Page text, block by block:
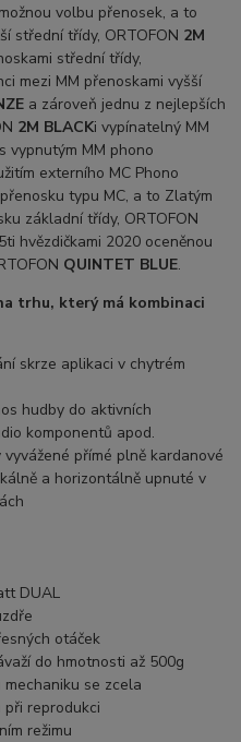
volbu přenosek, a to
střední třídy, ORTOFON 2M
střední třídy,
mezi MM přenoskami vyšší
a zároveň jednu z nejlepších
2M BLACKi vypínatelný MM
vypnutým MM phono
externího MC Phono
typu MC, a to Zlatým
základní třídy, ORTOFON
hvězdičkami 2020 oceněnou
QUINTET BLUE.
trhu, který má kombinaci
skrze aplikaci v chytrém
hudby do aktivních
komponentů apod.
přímé plně kardanové
a horizontálně upnuté v
DUAL
otáček
do hmotnosti až 500g
se zcela
při reprodukci
režimu